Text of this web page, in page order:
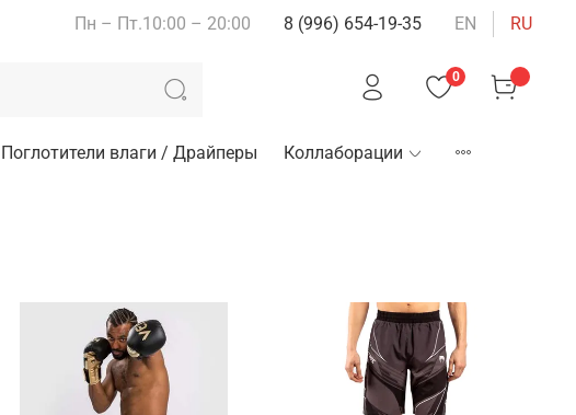
Пн – Пт.10:00 – 20:00 8 (996) 654-19-35 EN RU
0
Поглотители влаги / Драйперы Коллаборации